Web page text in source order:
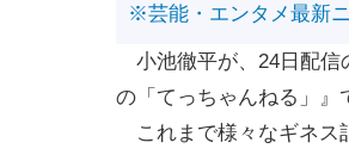
※芸能・エンタメ最新
小池徹平が、24日配信
の「てっちゃんねる」』
これまで様々なギネス